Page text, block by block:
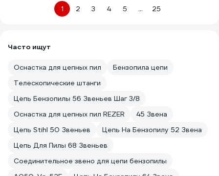
1 2 3 4 5 ... 25
Часто ищут
Оснастка для цепных пил
Бензопила цепи
Телескопические штанги
Цепь Бензопилы 56 Звеньев Шаг 3/8
Оснастка для цепных пил REZER
45 Звена
Цепь Stihl 50 Звеньев
Цепь На Бензопилу 52 Звена
Цепь Для Пилы 68 Звеньев
Соединительное звено для цепи бензопилы